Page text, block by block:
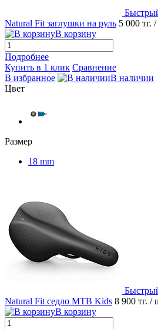
Natural Fit заглушки на руль 5 000 тг.
В корзину
Подробнее
Купить в 1 клик Сравнение
В избранное
В наличии
Цвет
Размер
18 mm
Natural Fit седло MTB Kids 8 900 тг. /
В корзину